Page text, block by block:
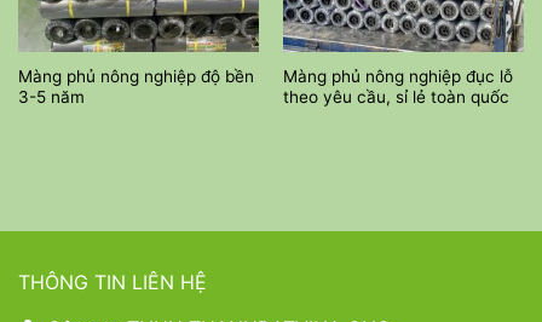
Màng phủ nông nghiệp độ bền
3-5 năm
Màng phủ nông nghiệp đục lỗ
theo yêu cầu, sỉ lẻ toàn quốc
THÔNG TIN LIÊN HỆ